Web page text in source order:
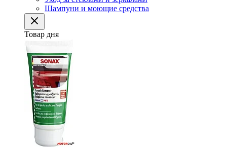
Шампуни и моющие средства
Товар дня